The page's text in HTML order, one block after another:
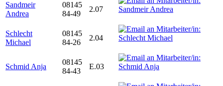
Sandmeir
Andrea
08145
84-49
2.07
Schlecht
Michael
08145
84-26
2.04
Schmid Anja
08145
84-43
E.03